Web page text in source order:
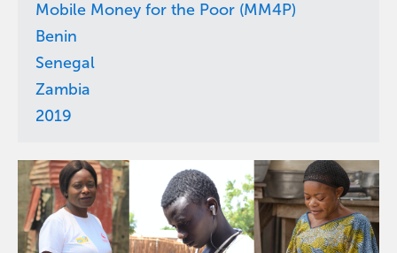
Mobile Money for the Poor (MM4P)
Benin
Senegal
Zambia
2019